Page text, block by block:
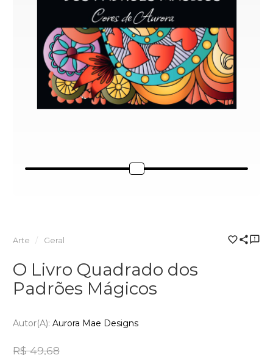
Arte Geral
O Livro Quadrado dos
Padrões Mágicos
Autor(a): Aurora Mae Designs
R$ 49,68